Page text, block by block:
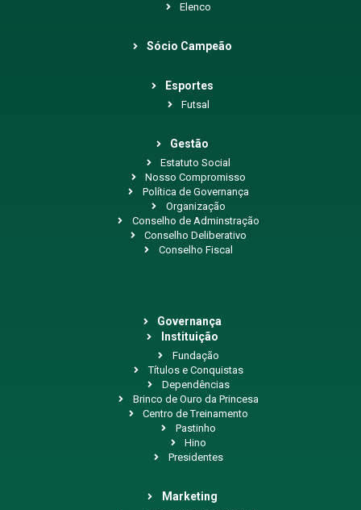
Elenco
Sócio Campeão
Esportes
Futsal
Gestão
Estatuto Social
Nosso Compromisso
Política de Governança
Organização
Conselho de Adminstração
Conselho Deliberativo
Conselho Fiscal
Governança
Instituição
Fundação
Títulos e Conquistas
Dependências
Brinco de Ouro da Princesa
Centro de Treinamento
Pastinho
Hino
Presidentes
Marketing